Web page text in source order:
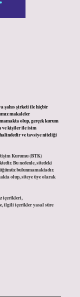
şahıs şirketi ile hiçbir
makaleler
olup, gerçek kurum
ve kişiler ile isim
ve tavsiye niteliği
Kurumu (BTK)
Bu nedenle, sitedeki
bulunmamaktadır.
olup, siteye üye olarak
içerikleri,
ilgili içerikler yasal süre